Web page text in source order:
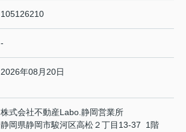
105126210
-
2026年08月20日
株式会社不動産Labo.静岡営業所
静岡県静岡市駿河区高松２丁目13-37 1階